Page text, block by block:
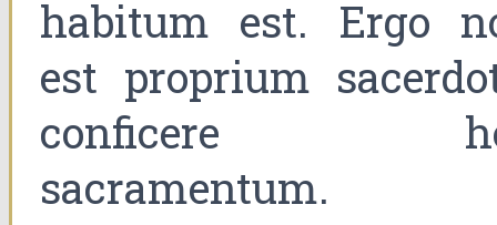
habitum est. Ergo
est proprium
conficere
sacramentum.